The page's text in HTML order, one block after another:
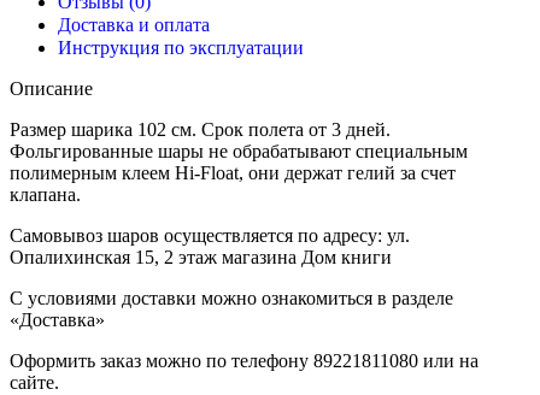
Доставка и оплата
Инструкция по эксплуатации
Описание
Размер шарика 102 см. Срок полета от 3 дней.
Фольгированные шары не обрабатывают специальным
полимерным клеем Hi-Float, они держат гелий за счет
клапана.
Самовывоз шаров осуществляется по адресу: ул.
Опалихинская 15, 2 этаж магазина Дом книги
С условиями доставки можно ознакомиться в разделе
«Доставка»
Оформить заказ можно по телефону 89221811080 или на
сайте.